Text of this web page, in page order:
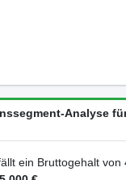
Analyse
ein Bruttogehalt von